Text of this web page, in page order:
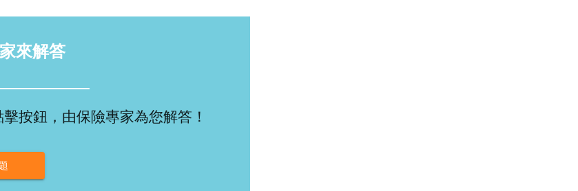
來解答
按鈕，由保險專家為您解答！